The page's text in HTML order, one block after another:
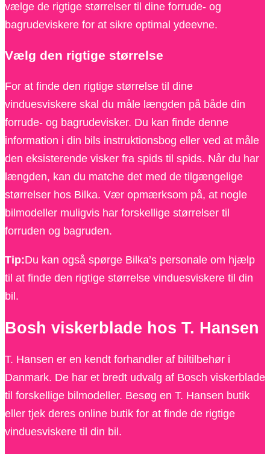
vælge de rigtige størrelser til dine forrude- og
bagrudeviskere for at sikre optimal ydeevne.
Vælg den rigtige størrelse
For at finde den rigtige størrelse til dine
vinduesviskere skal du måle længden på både din
forrude- og bagrudevisker. Du kan finde denne
information i din bils instruktionsbog eller ved at måle
den eksisterende visker fra spids til spids. Når du har
længden, kan du matche det med de tilgængelige
størrelser hos Bilka. Vær opmærksom på, at nogle
bilmodeller muligvis har forskellige størrelser til
forruden og bagruden.
Tip:Du kan også spørge Bilka’s personale om hjælp
til at finde den rigtige størrelse vinduesviskere til din
bil.
Bosh viskerblade hos T. Hansen
T. Hansen er en kendt forhandler af biltilbehør i
Danmark. De har et bredt udvalg af Bosch viskerblade
til forskellige bilmodeller. Besøg en T. Hansen butik
eller tjek deres online butik for at finde de rigtige
vinduesviskere til din bil.